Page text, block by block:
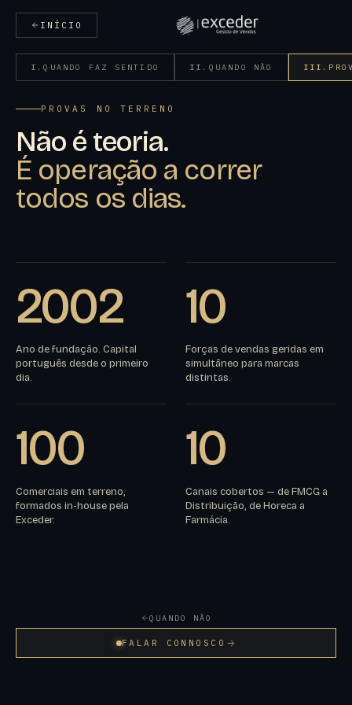
INÍCIO
I.QUANDO FAZ SENTIDO II. QUANDO NÃO III.
PROVAS NO TERRENO
Não é teoria.
É operação a correr
todos os dias.
2002
Ano de fundação. Capital
português desde o primeiro
dia.
10
Forças de vendas geridas em
simultâneo para marcas
distintas.
100
Comerciais em terreno,
formados in-house pela
Exceder.
10
Canais cobertos — de FMCG a
Distribuição, de Horeca a
Farmácia.
QUANDO NÃO
FALAR CONNOSCO